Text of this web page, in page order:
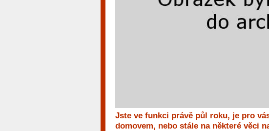
Jste ve funkci právě půl roku, je pro
domovem, nebo stále na některé věci